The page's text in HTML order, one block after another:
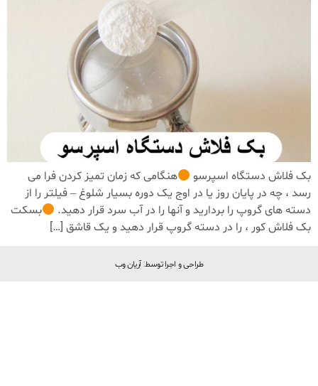
بک فلاش دستگاه اسپرسو
هنگامی که زمان تمیز کردن فرا می
رسد ، چه در پایان روز یا در اوج یک دوره بسیار شلوغ – فیلتر را از
دسته های گروپ را بردارید و آنها را در آب سرد قرار دهید.
بسکت
بک فلاش کور ، را در دسته گروپ قرار دهید و یک قاشق […]
طراحی و اجرا توسط: آریان وب